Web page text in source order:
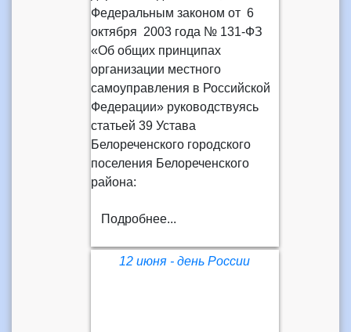
Федеральным законом от 6
октября 2003 года № 131-ФЗ
«Об общих принципах
организации местного
самоуправления в Российской
Федерации» руководствуясь
статьей 39 Устава
Белореченского городского
поселения Белореченского
района:
Подробнее...
12 июня - день России